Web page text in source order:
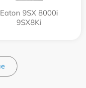
Eaton 9SX 8000i
9SX8Ki